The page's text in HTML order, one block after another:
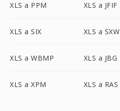
XLS a PPM XLS a JFIF
XLS a SIX XLS a SXW
XLS a WBMP XLS a JBG
XLS a XPM XLS a RAS